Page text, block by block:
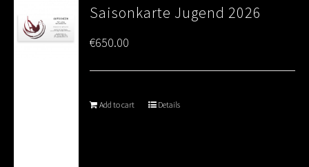
Saisonkarte Jugend 2026
€650.00
Add to cart Details